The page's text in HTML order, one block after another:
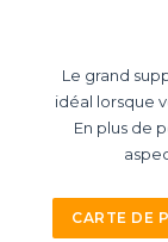
Le grand
idéal lorsque
En plus de
CARTE DE